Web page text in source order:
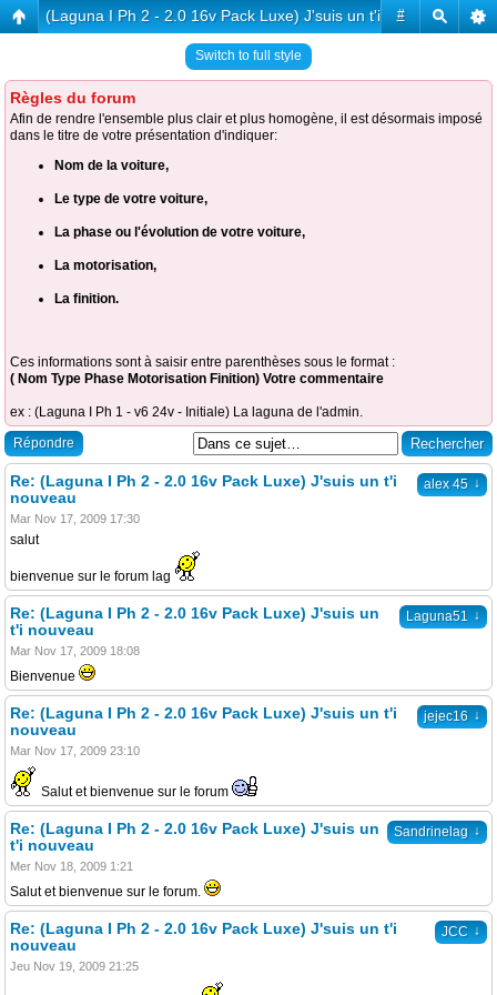
#
(Laguna I Ph 2 - 2.0 16v Pack Luxe) J'suis un t'i nouveau
Switch to full style
Règles du forum
Afin de rendre l'ensemble plus clair et plus homogène, il est désormais imposé
dans le titre de votre présentation d'indiquer:
Nom de la voiture,
Le type de votre voiture,
La phase ou l'évolution de votre voiture,
La motorisation,
La finition.
Ces informations sont à saisir entre parenthèses sous le format :
( Nom Type Phase Motorisation Finition) Votre commentaire
ex : (Laguna I Ph 1 - v6 24v - Initiale) La laguna de l'admin.
Répondre
alex 45 ↓
Re: (Laguna I Ph 2 - 2.0 16v Pack Luxe) J'suis un t'i
nouveau
Mar Nov 17, 2009 17:30
salut
bienvenue sur le forum lag
Laguna51 ↓
Re: (Laguna I Ph 2 - 2.0 16v Pack Luxe) J'suis un
t'i nouveau
Mar Nov 17, 2009 18:08
Bienvenue
jejec16 ↓
Re: (Laguna I Ph 2 - 2.0 16v Pack Luxe) J'suis un t'i
nouveau
Mar Nov 17, 2009 23:10
Salut et bienvenue sur le forum
Sandrinelag ↓
Re: (Laguna I Ph 2 - 2.0 16v Pack Luxe) J'suis un
t'i nouveau
Mer Nov 18, 2009 1:21
Salut et bienvenue sur le forum.
JCC ↓
Re: (Laguna I Ph 2 - 2.0 16v Pack Luxe) J'suis un t'i
nouveau
Jeu Nov 19, 2009 21:25